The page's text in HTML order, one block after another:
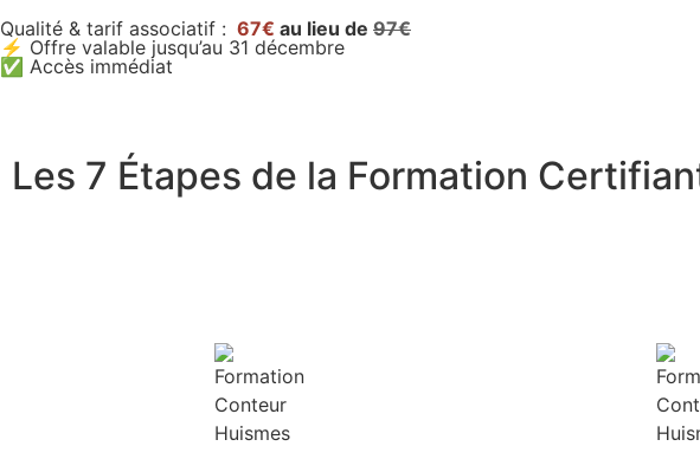
Qualité & tarif associatif : 67€ au lieu de 97€
⚡ Offre valable jusqu’au 31 décembre
✅ Accès immédiat
Les 7 Étapes de la Formation